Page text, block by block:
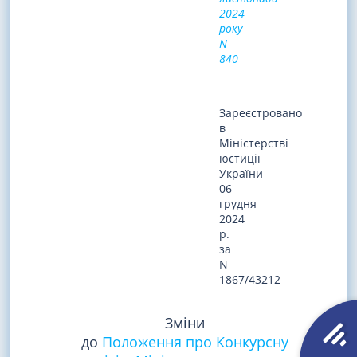
2024
року
N
840
Зареєстровано
в
Міністерстві
юстиції
України
06
грудня
2024
р.
за
N
1867/43212
Зміни
до Положення про Конкурсну